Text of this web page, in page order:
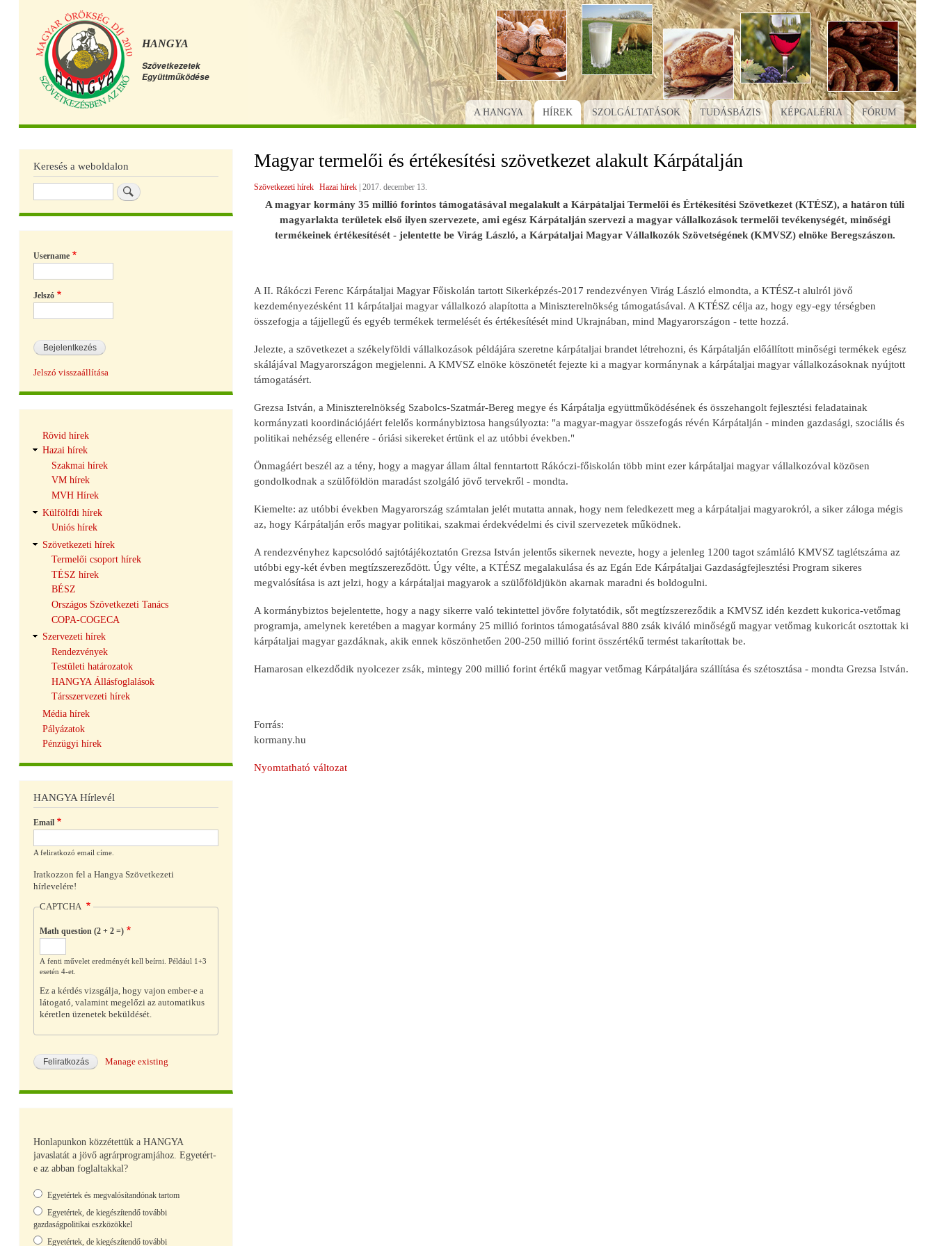
Ugrás
a
tartalomra
HANGYA
Szövetkezetek
Együttműködése
Főmenü
A HANGYA HÍREK SZOLGÁLTATÁSOK TUDÁSBÁZIS KÉPGALÉRIA FÓRUM
Magyar termelői és értékesítési szövetkezet alakult Kárpátalján
Szövetkezeti hírek Hazai hírek 2017. december 13.
A magyar kormány 35 millió forintos támogatásával megalakult a Kárpátaljai Termelői és Értékesítési Szövetkezet (KTÉSZ), a határon túli
magyarlakta területek első ilyen szervezete, ami egész Kárpátalján szervezi a magyar vállalkozások termelői tevékenységét, minőségi
termékeinek értékesítését - jelentette be Virág László, a Kárpátaljai Magyar Vállalkozók Szövetségének (KMVSZ) elnöke Beregszászon.
A II. Rákóczi Ferenc Kárpátaljai Magyar Főiskolán tartott Sikerképzés-2017 rendezvényen Virág László elmondta, a KTÉSZ-t alulról jövő
kezdeményezésként 11 kárpátaljai magyar vállalkozó alapította a Miniszterelnökség támogatásával. A KTÉSZ célja az, hogy egy-egy térségben
összefogja a tájjellegű és egyéb termékek termelését és értékesítését mind Ukrajnában, mind Magyarországon - tette hozzá.
Jelezte, a szövetkezet a székelyföldi vállalkozások példájára szeretne kárpátaljai brandet létrehozni, és Kárpátalján előállított minőségi termékek egész
skálájával Magyarországon megjelenni. A KMVSZ elnöke köszönetét fejezte ki a magyar kormánynak a kárpátaljai magyar vállalkozásoknak nyújtott
támogatásért.
Grezsa István, a Miniszterelnökség Szabolcs-Szatmár-Bereg megye és Kárpátalja együttműködésének és összehangolt fejlesztési feladatainak
kormányzati koordinációjáért felelős kormánybiztosa hangsúlyozta: "a magyar-magyar összefogás révén Kárpátalján - minden gazdasági, szociális és
politikai nehézség ellenére - óriási sikereket értünk el az utóbbi években."
Önmagáért beszél az a tény, hogy a magyar állam által fenntartott Rákóczi-főiskolán több mint ezer kárpátaljai magyar vállalkozóval közösen
gondolkodnak a szülőföldön maradást szolgáló jövő tervekről - mondta.
Kiemelte: az utóbbi években Magyarország számtalan jelét mutatta annak, hogy nem feledkezett meg a kárpátaljai magyarokról, a siker záloga mégis
az, hogy Kárpátalján erős magyar politikai, szakmai érdekvédelmi és civil szervezetek működnek.
A rendezvényhez kapcsolódó sajtótájékoztatón Grezsa István jelentős sikernek nevezte, hogy a jelenleg 1200 tagot számláló KMVSZ taglétszáma az
utóbbi egy-két évben megtízszereződött. Úgy vélte, a KTÉSZ megalakulása és az Egán Ede Kárpátaljai Gazdaságfejlesztési Program sikeres
megvalósítása is azt jelzi, hogy a kárpátaljai magyarok a szülőföldjükön akarnak maradni és boldogulni.
A kormánybiztos bejelentette, hogy a nagy sikerre való tekintettel jövőre folytatódik, sőt megtízszereződik a KMVSZ idén kezdett kukorica-vetőmag
programja, amelynek keretében a magyar kormány 25 millió forintos támogatásával 880 zsák kiváló minőségű magyar vetőmag kukoricát osztottak ki
kárpátaljai magyar gazdáknak, akik ennek köszönhetően 200-250 millió forint összértékű termést takarítottak be.
Hamarosan elkezdődik nyolcezer zsák, mintegy 200 millió forint értékű magyar vetőmag Kárpátaljára szállítása és szétosztása - mondta Grezsa István.
Forrás:
kormany.hu
Nyomtatható változat
Keresés a weboldalon
Username
Jelszó
Jelszó visszaállítása
navigáció
Rövid hírek
Hazai hírek
Szakmai hírek
VM hírek
MVH Hírek
Külfölfdi hírek
Uniós hírek
Szövetkezeti hírek
Termelői csoport hírek
TÉSZ hírek
BÉSZ
Országos Szövetkezeti Tanács
COPA-COGECA
Szervezeti hírek
Rendezvények
Testületi határozatok
HANGYA Állásfoglalások
Társszervezeti hírek
Média hírek
Pályázatok
Pénzügyi hírek
HANGYA Hírlevél
Email
A feliratkozó email címe.
Iratkozzon fel a Hangya Szövetkezeti
hírlevelére!
CAPTCHA
Math question (2 + 2 =)
A fenti művelet eredményét kell beírni. Például 1+3
esetén 4-et.
Ez a kérdés vizsgálja, hogy vajon ember-e a
látogató, valamint megelőzi az automatikus
kéretlen üzenetek beküldését.
Manage existing
Honlapunkon közzétettük a HANGYA
javaslatát a jövő agrárprogramjához. Egyetért-
e az abban foglaltakkal?
Választások
Egyetértek és megvalósítandónak tartom
Egyetértek, de kiegészítendő további
gazdaságpolitikai eszközökkel
Egyetértek, de kiegészítendő további